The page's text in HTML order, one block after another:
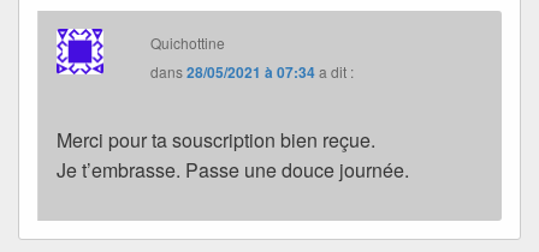
Quichottine
dans28/05/2021 à 07:34a dit :
Merci pour ta souscription bien reçue.
Je t’embrasse. Passe une douce journée.